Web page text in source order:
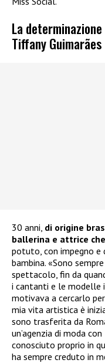
La
Tiffany Guimarães
30 anni, di origine
ballerina e attrice
potuto, con impegno e
bambina. «Sono
spettacolo, fin da
i cantanti e le modelle
motivava a cercarlo
mia vita artistica è
sono trasferita da
un’agenzia di moda
conosciuto proprio in
ha sempre creduto in